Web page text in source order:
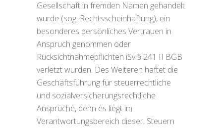
Gesellschaft in fremden Namen gehandelt
wurde (sog. Rechtsscheinhaftung), ein
besonderes persönliches Vertrauen in
Anspruch genommen oder
Rücksichtnahmepflichten iSv § 241 II BGB
verletzt wurden. Des Weiteren haftet die
Geschäftsführung für steuerrechtliche
und sozialversicherungsrechtliche
Ansprüche, denn es liegt im
Verantwortungsbereich dieser, Steuern